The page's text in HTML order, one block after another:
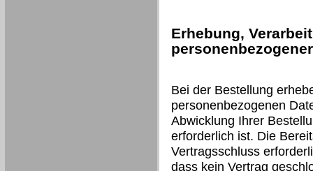
Erhebung,
Bei der Bestellung
personenbezogenen
Abwicklung Ihrer
erforderlich ist. Die
Vertragsschluss
dass kein Vertrag